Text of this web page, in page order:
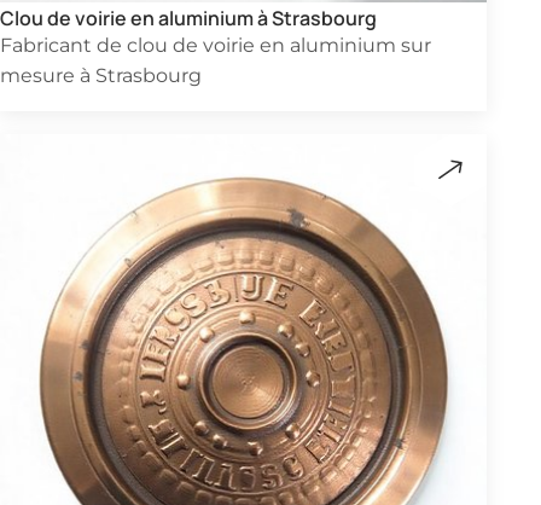
Clou de voirie en aluminium à Strasbourg
Fabricant de clou de voirie en aluminium sur
mesure à Strasbourg